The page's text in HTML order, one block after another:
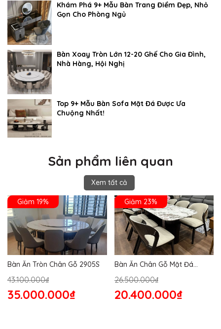
Khám Phá 9+ Mẫu Bàn Trang Điểm Đẹp, Nhỏ
Gọn Cho Phòng Ngủ
Bàn Xoay Tròn Lớn 12-20 Ghế Cho Gia Đình,
Nhà Hàng, Hội Nghị
Top 9+ Mẫu Bàn Sofa Mặt Đá Được Ưa
Chuộng Nhất!
Sản phẩm liên quan
Xem tất cả
Giảm 19%
Bàn Ăn Tròn Chân Gỗ 2905S
43.100.000₫
35.000.000₫
Giảm 23%
Bàn Ăn Chân Gỗ Mặt Đá
26.500.000₫
20.400.000₫